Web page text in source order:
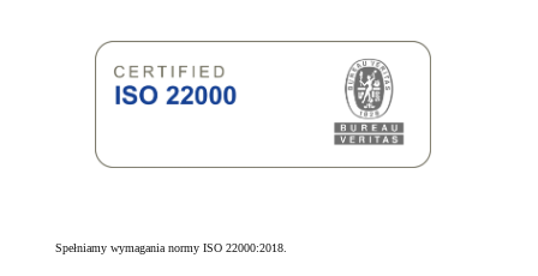
Spełniamy wymagania normy ISO 22000:2018.